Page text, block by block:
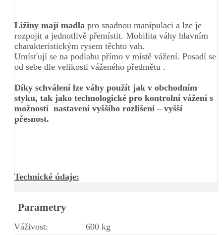
Ližiny mají madla pro snadnou manipulaci a lze je
rozpojit a jednotlivě přemístit. Mobilita váhy hlavním
charakteristickým rysem těchto vah.
Umísťují se na podlahu přímo v místě vážení. Posadí se
od sebe dle velikosti váženého předmětu .
Díky schválení lze váhy použít jak v obchodním
styku, tak jako technologické pro kontrolní vážení s
možností nastavení vyššího rozlišení – vyšší
přesnost.
Technické údaje:
Parametry
Váživost:
600 kg